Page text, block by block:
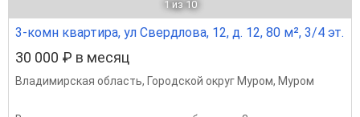
1 из 10
3-комн квартира, ул Свердлова, 12, д. 12, 80 м², 3/4 эт.
30 000 ₽ в месяц
Владимирская область, Городской округ Муром, Муром